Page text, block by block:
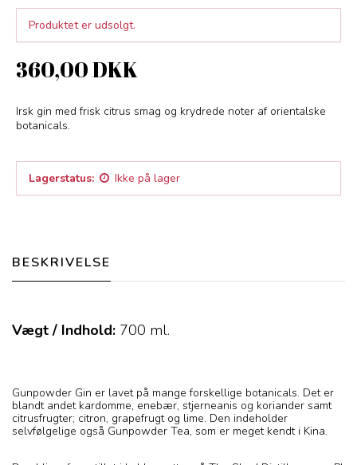
Produktet er udsolgt.
360,00 DKK
Irsk gin med frisk citrus smag og krydrede noter af orientalske
botanicals.
Lagerstatus: Ikke på lager
BESKRIVELSE
Vægt / Indhold: 700 ml.
Gunpowder Gin er lavet på mange forskellige botanicals. Det er
blandt andet kardomme, enebær, stjerneanis og koriander samt
citrusfrugter; citron, grapefrugt og lime. Den indeholder
selvfølgelige også Gunpowder Tea, som er meget kendt i Kina.